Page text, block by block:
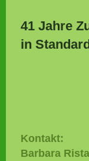
41 Jahre
in
Kontakt:
Barbara